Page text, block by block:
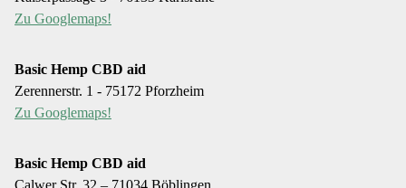
Zu Googlemaps!
Basic Hemp CBD aid
Zerennerstr. 1 - 75172 Pforzheim
Zu Googlemaps!
Basic Hemp CBD aid